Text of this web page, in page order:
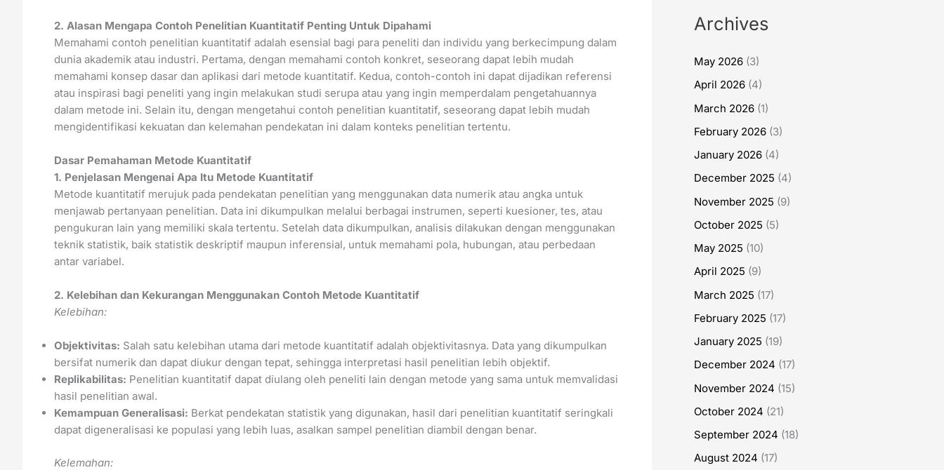
2. Alasan Mengapa Contoh Penelitian Kuantitatif Penting Untuk Dipahami
Memahami contoh penelitian kuantitatif adalah esensial bagi para peneliti dan individu yang berkecimpung dalam
dunia akademik atau industri. Pertama, dengan memahami contoh konkret, seseorang dapat lebih mudah
memahami konsep dasar dan aplikasi dari metode kuantitatif. Kedua, contoh-contoh ini dapat dijadikan referensi
atau inspirasi bagi peneliti yang ingin melakukan studi serupa atau yang ingin memperdalam pengetahuannya
dalam metode ini. Selain itu, dengan mengetahui contoh penelitian kuantitatif, seseorang dapat lebih mudah
mengidentifikasi kekuatan dan kelemahan pendekatan ini dalam konteks penelitian tertentu.
Dasar Pemahaman Metode Kuantitatif
1. Penjelasan Mengenai Apa Itu Metode Kuantitatif
Metode kuantitatif merujuk pada pendekatan penelitian yang menggunakan data numerik atau angka untuk
menjawab pertanyaan penelitian. Data ini dikumpulkan melalui berbagai instrumen, seperti kuesioner, tes, atau
pengukuran lain yang memiliki skala tertentu. Setelah data dikumpulkan, analisis dilakukan dengan menggunakan
teknik statistik, baik statistik deskriptif maupun inferensial, untuk memahami pola, hubungan, atau perbedaan
antar variabel.
2. Kelebihan dan Kekurangan Menggunakan Contoh Metode Kuantitatif
Kelebihan:
Objektivitas: Salah satu kelebihan utama dari metode kuantitatif adalah objektivitasnya. Data yang dikumpulkan
bersifat numerik dan dapat diukur dengan tepat, sehingga interpretasi hasil penelitian lebih objektif.
Replikabilitas: Penelitian kuantitatif dapat diulang oleh peneliti lain dengan metode yang sama untuk memvalidasi
hasil penelitian awal.
Kemampuan Generalisasi: Berkat pendekatan statistik yang digunakan, hasil dari penelitian kuantitatif seringkali
dapat digeneralisasi ke populasi yang lebih luas, asalkan sampel penelitian diambil dengan benar.
Kelemahan:
Archives
May 2026 (3)
April 2026 (4)
March 2026 (1)
February 2026 (3)
January 2026 (4)
December 2025 (4)
November 2025 (9)
October 2025 (5)
May 2025 (10)
April 2025 (9)
March 2025 (17)
February 2025 (17)
January 2025 (19)
December 2024 (17)
November 2024 (15)
October 2024 (21)
September 2024 (18)
August 2024 (17)